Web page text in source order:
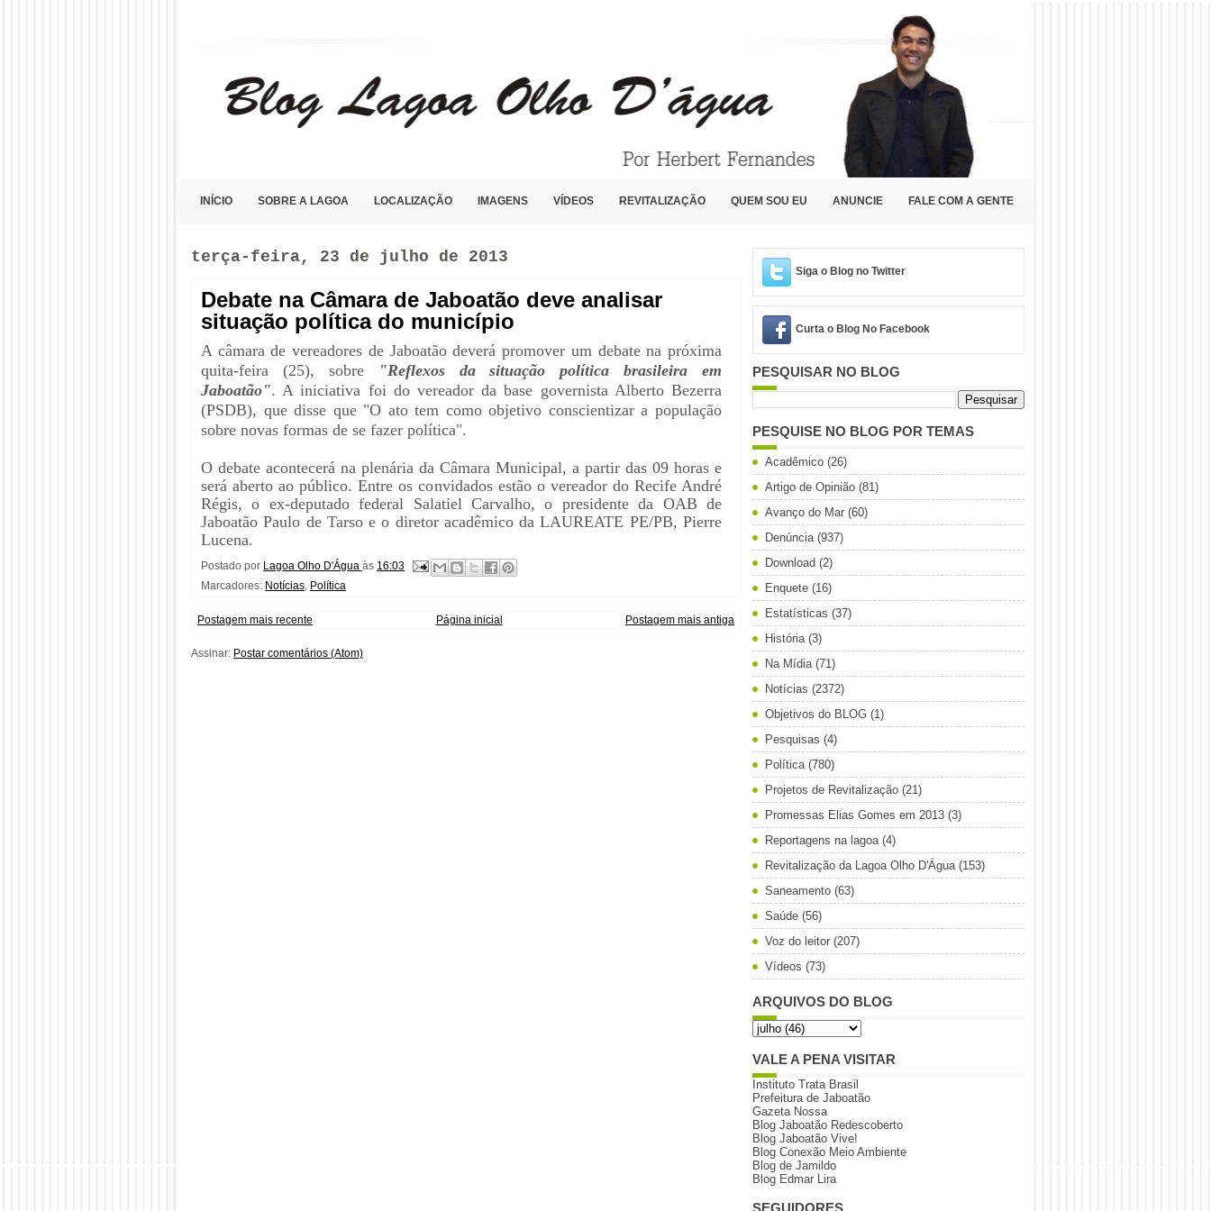
INÍCIO SOBRE A LAGOA LOCALIZAÇÃO IMAGENS VÍDEOS REVITALIZAÇÃO QUEM SOU EU ANUNCIE FALE COM A GENTE
terça-feira, 23 de julho de 2013
Debate na Câmara de Jaboatão deve analisar
situação política do município
A câmara de vereadores de Jaboatão deverá promover um debate na próxima
quita-feira (25), sobre
"Reflexos da situação política brasileira em
Jaboatão". A iniciativa foi do vereador da base governista Alberto Bezerra
(PSDB), que disse que "O ato tem como objetivo conscientizar a população
sobre novas formas de se fazer política".
O debate acontecerá na plenária da Câmara Municipal, a partir das 09 horas e
será aberto ao público. Entre os convidados estão o vereador do Recife André
Régis, o ex-deputado federal Salatiel Carvalho, o presidente da OAB de
Jaboatão Paulo de Tarso e o diretor acadêmico da LAUREATE PE/PB, Pierre
Lucena.
Postado por Lagoa Olho D'Água às 16:03
Marcadores: Notícias, Política
Postagem mais recente Postagem mais antiga
Página inicial
Assinar: Postar comentários (Atom)
Siga o Blog no Twitter
Curta o Blog No Facebook
PESQUISAR NO BLOG
PESQUISE NO BLOG POR TEMAS
Acadêmico (26)
Artigo de Opinião (81)
Avanço do Mar (60)
Denúncia (937)
Download (2)
Enquete (16)
Estatísticas (37)
História (3)
Na Mídia (71)
Notícias (2372)
Objetivos do BLOG (1)
Pesquisas (4)
Política (780)
Projetos de Revitalização (21)
Promessas Elias Gomes em 2013 (3)
Reportagens na lagoa (4)
Revitalização da Lagoa Olho D'Água (153)
Saneamento (63)
Saúde (56)
Voz do leitor (207)
Vídeos (73)
ARQUIVOS DO BLOG
VALE A PENA VISITAR
Instituto Trata Brasil
Prefeitura de Jaboatão
Gazeta Nossa
Blog Jaboatão Redescoberto
Blog Jaboatão Vive!
Blog Conexão Meio Ambiente
Blog de Jamildo
Blog Edmar Lira
SEGUIDORES